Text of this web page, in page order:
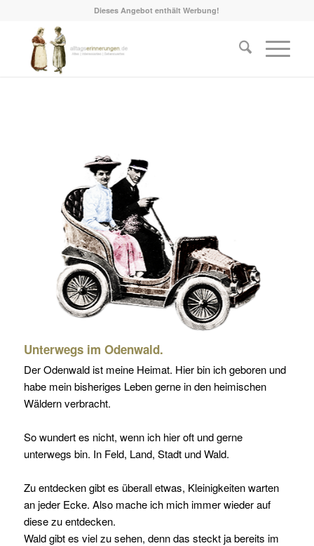
Dieses Angebot enthält Werbung!
Unterwegs im Odenwald.
Der Odenwald ist meine Heimat. Hier bin ich geboren und
habe mein bisheriges Leben gerne in den heimischen
Wäldern verbracht.
So wundert es nicht, wenn ich hier oft und gerne
unterwegs bin. In Feld, Land, Stadt und Wald.
Zu entdecken gibt es überall etwas, Kleinigkeiten warten
an jeder Ecke. Also mache ich mich immer wieder auf
diese zuentdecken.
Wald gibt es viel zu sehen, denn das steckt ja bereits im